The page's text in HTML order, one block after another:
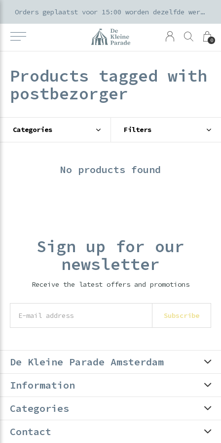
0
Orders geplaatst voor 15:00 worden dezelfde werkdag verzonden
Products tagged with
postbezorger
Categories Filters
No products found
Sign up for our
newsletter
Receive the latest offers and promotions
Subscribe
De Kleine Parade Amsterdam
Information
Categories
Contact